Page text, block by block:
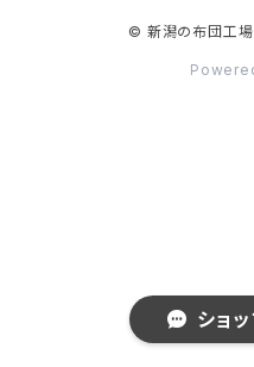
© 新潟の布団工場
ショ